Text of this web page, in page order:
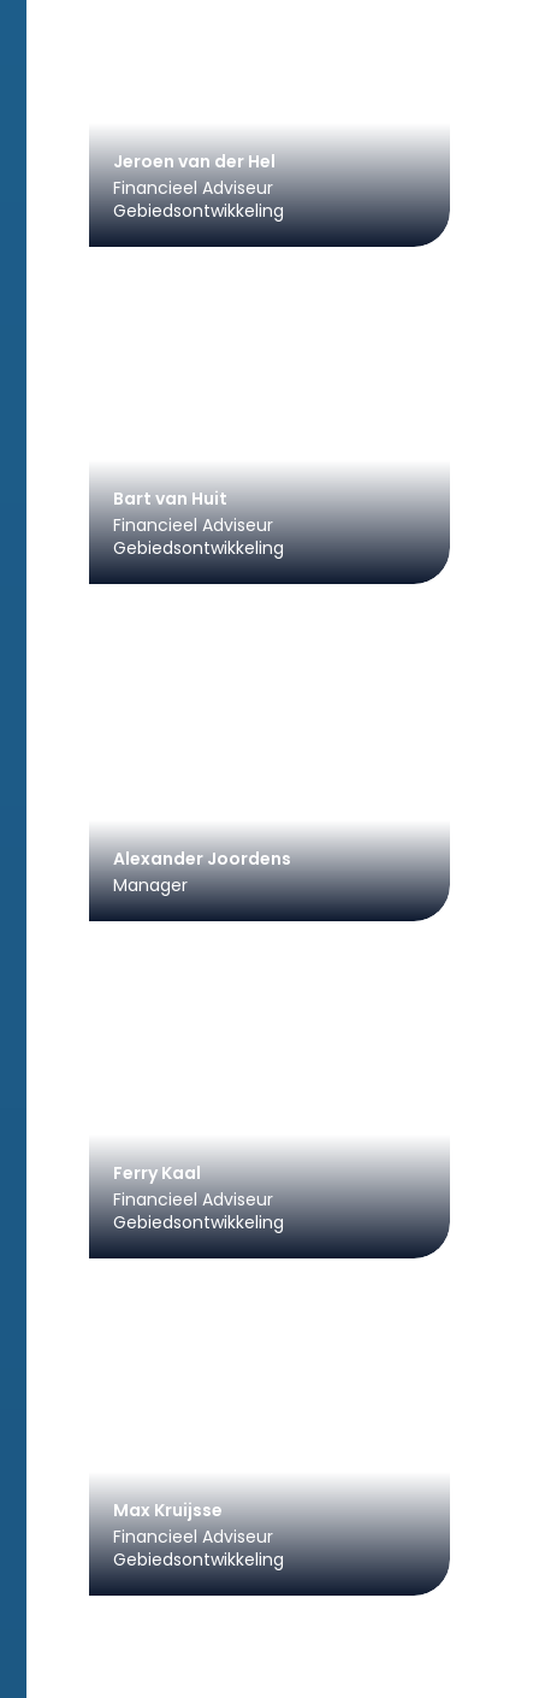
Jeroen van der Hel
Financieel Adviseur
Gebiedsontwikkeling
Bart van Huit
Financieel Adviseur
Gebiedsontwikkeling
Alexander Joordens
Manager
Ferry Kaal
Financieel Adviseur
Gebiedsontwikkeling
Max Kruijsse
Financieel Adviseur
Gebiedsontwikkeling